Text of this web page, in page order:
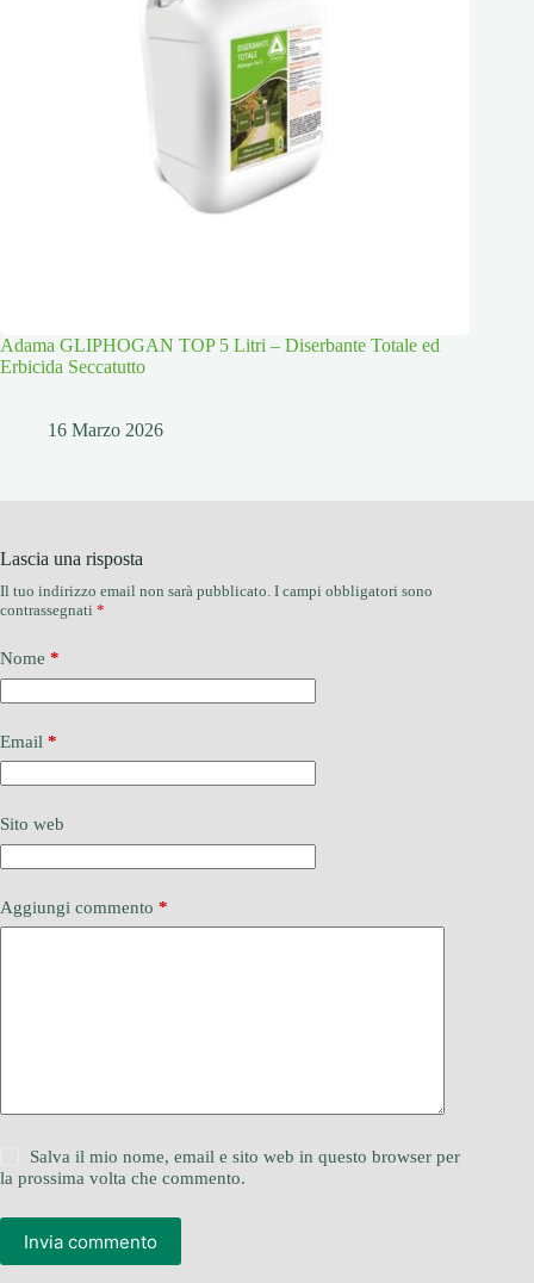
Adama GLIPHOGAN TOP 5 Litri – Diserbante Totale ed
Erbicida Seccatutto
16 Marzo 2026
Lascia una risposta
Il tuo indirizzo email non sarà pubblicato. I campi obbligatori sono
contrassegnati *
Nome *
Email *
Sito web
Aggiungi commento *
Salva il mio nome, email e sito web in questo browser per
la prossima volta che commento.
Invia commento